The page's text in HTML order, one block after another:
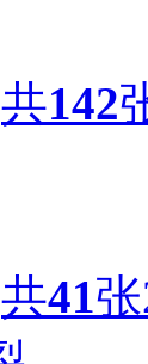
共142
共41张